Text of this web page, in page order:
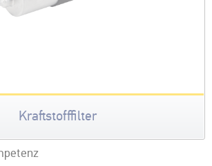
Kraftstofffilter